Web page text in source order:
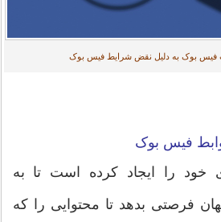
فیس بوک به دلیل نقض شرایط فیس بوک
را ایجاد کرده است تا به
فرصتی بدهد تا محتوایی را که